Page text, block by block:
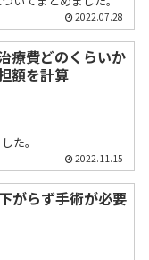
2022.07.28
療費どのくらいか
額を計算
た。
2022.11.15
がらず手術が必要